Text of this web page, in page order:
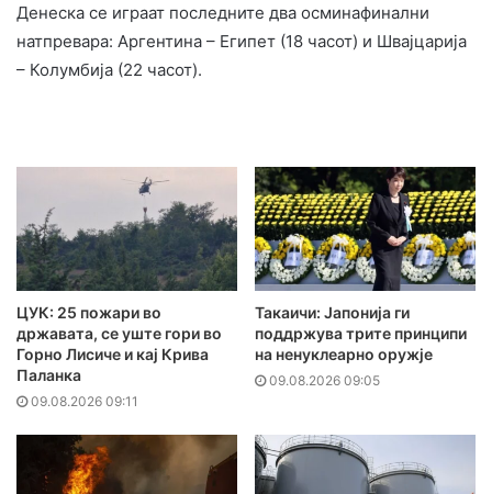
Денеска се играат последните два осминафинални
натпревара: Аргентина – Египет (18 часот) и Швајцарија
– Колумбија (22 часот).
ЦУК: 25 пожари во
државата, се уште гори во
Горно Лисиче и кај Крива
Паланка
09.08.2026 09:11
Такаичи: Јапонија ги
поддржува трите принципи
на ненуклеарно оружје
09.08.2026 09:05